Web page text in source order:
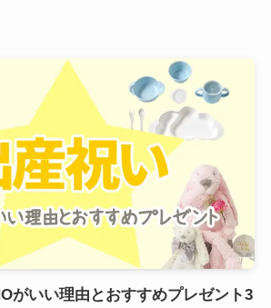
がいい理由とおすすめプレゼント3